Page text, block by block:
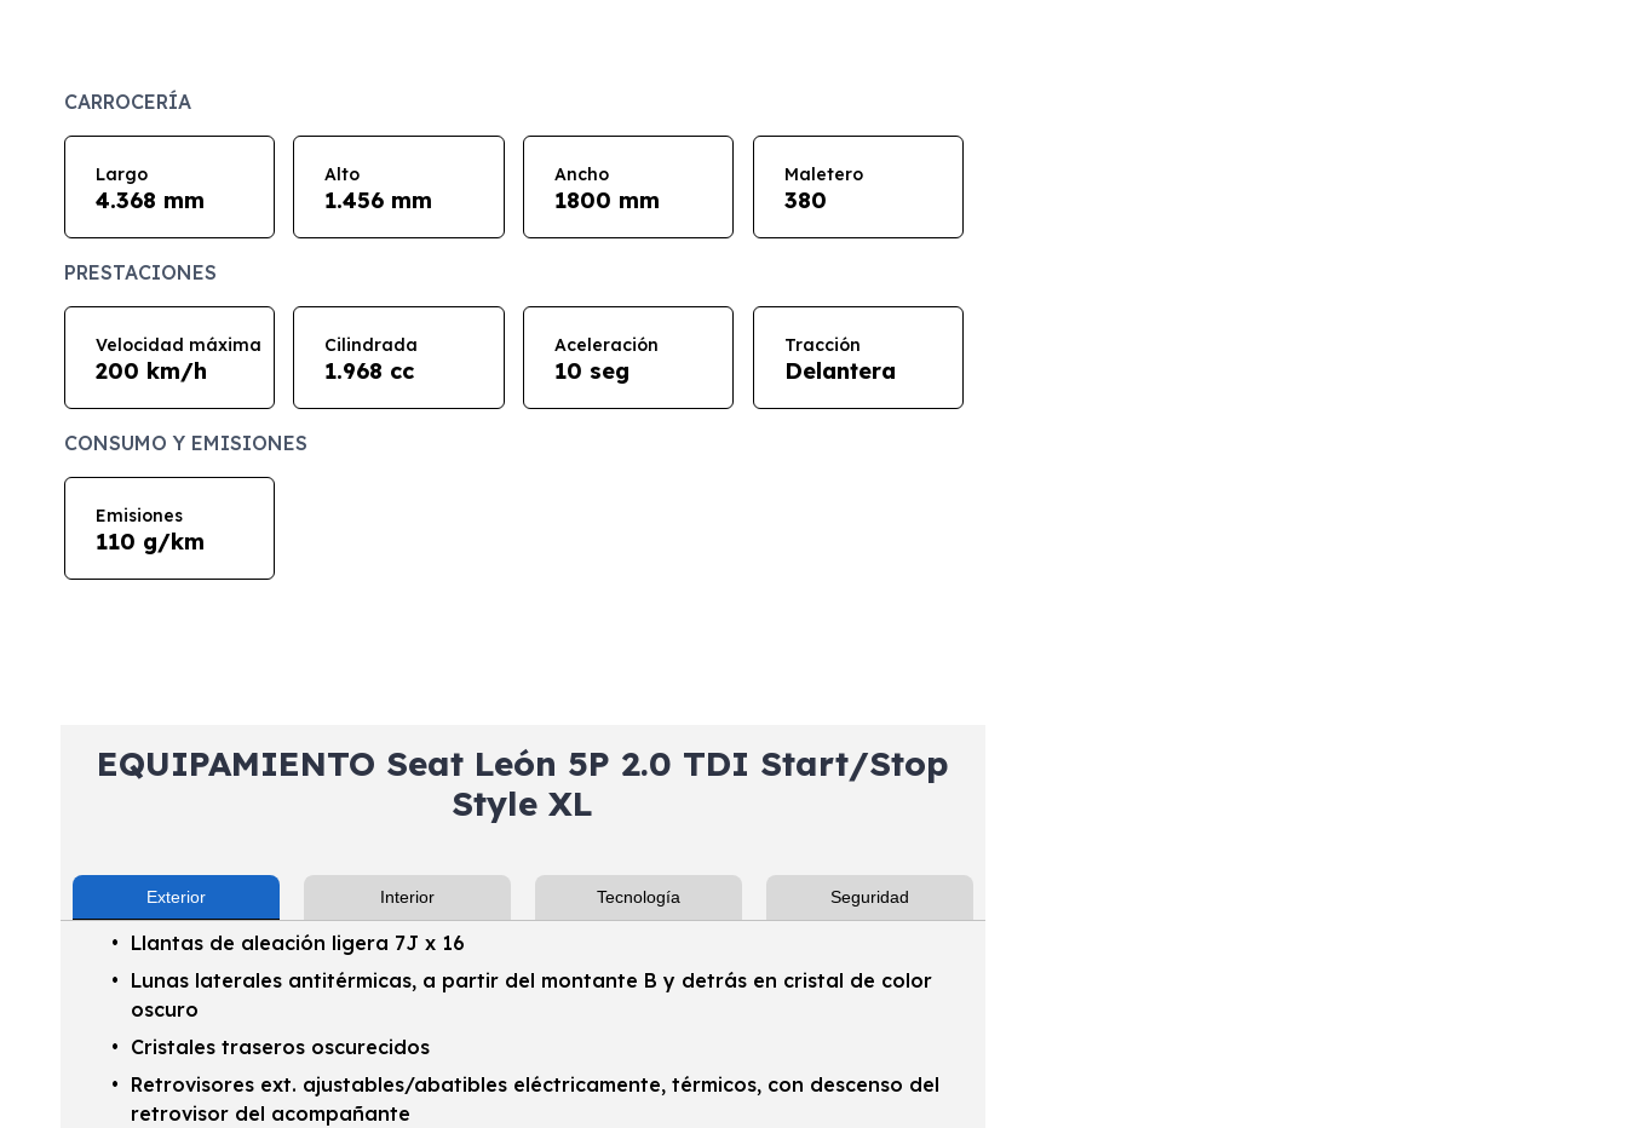
CARROCERÍA
Largo
4.368 mm
Alto
1.456 mm
Ancho
1800 mm
Maletero
380
PRESTACIONES
Velocidad máxima
200 km/h
Cilindrada
1.968 cc
Aceleración
10 seg
Tracción
Delantera
CONSUMO Y EMISIONES
Emisiones
110 g/km
EQUIPAMIENTO Seat León 5P 2.0 TDI Start/Stop
Style XL
Exterior Interior Tecnología Seguridad
Llantas de aleación ligera 7J x 16
Lunas laterales antitérmicas, a partir del montante B y detrás en cristal de color
oscuro
Cristales traseros oscurecidos
Retrovisores ext. ajustables/abatibles eléctricamente, térmicos, con descenso del
retrovisor del acompañante